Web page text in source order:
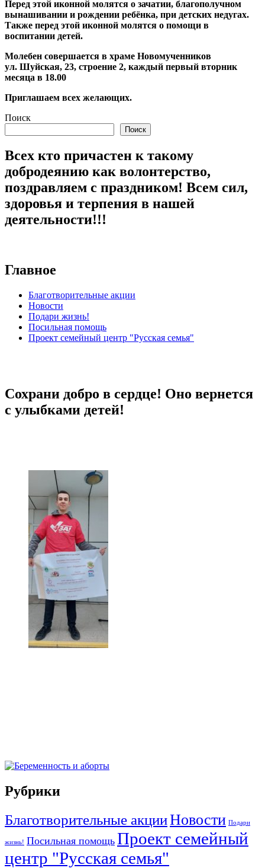
Перед этой иконной молятся о зачатии, благополучном
вынашивании и рождении ребёнка, при детских недугах.
Также перед этой иконной молятся о помощи в
воспитании детей.
Молебен совершается в храме Новомученников
ул. Шуйская, 23, строение 2, каждый первый вторник
месяца в 18.00
Приглашаем всех желающих.
Поиск
Поиск
Всех кто причастен к такому
добродеянию как волонтерство,
поздравляем с праздником! Всем сил,
здоровья и терпения в нашей
деятельности!!!
Главное
Благотворительные акции
Новости
Подари жизнь!
Посильная помощь
Проект семейный центр "Русская семья"
Сохрани добро в сердце! Оно вернется
с улыбками детей!
Рубрики
Благотворительные акцииНовости Подари
жизнь! Посильная помощь Проект семейный
центр "Русская семья"